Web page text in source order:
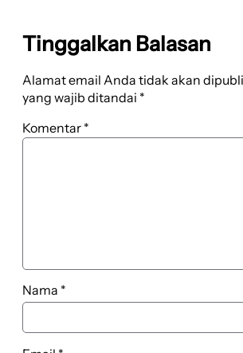
Tinggalkan Balasan
Alamat email Anda tidak akan
yang wajib ditandai *
Komentar *
Nama *